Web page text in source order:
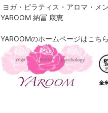
ヨガ・ピラティス・アロマ・メ
YAROOM 納冨 康恵
YAROOMのホームページはこち